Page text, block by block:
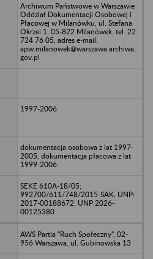
Archiwum Państwowe w Warszawie
Oddział Dokumentacji Osobowej i
Płacowej w Milanówku, ul. Stefana
Okrzei 1, 05-822 Milanówek, tel. 22
724 76 05, adres e-mail:
apw.milanowek@warszawa.archiwa.
gov.pl
1997-2006
dokumentacja osobowa z lat 1997-
2005, dokumentacja płacowa z lat
1999-2006
SEKE 610A-18/05;
992700/611/748/2015-SAK, UNP:
2017-00188672; UNP 2026-
00125380
AWS Partia "Ruch Społeczny", 02-
956 Warszawa, ul. Gubinowska 13